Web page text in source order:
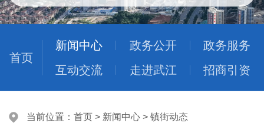
首页
新闻中心 政务公开
政务服务
互动交流
走进武江 招商引资
当前位置： 首页 > 新闻中心 > 镇街动态